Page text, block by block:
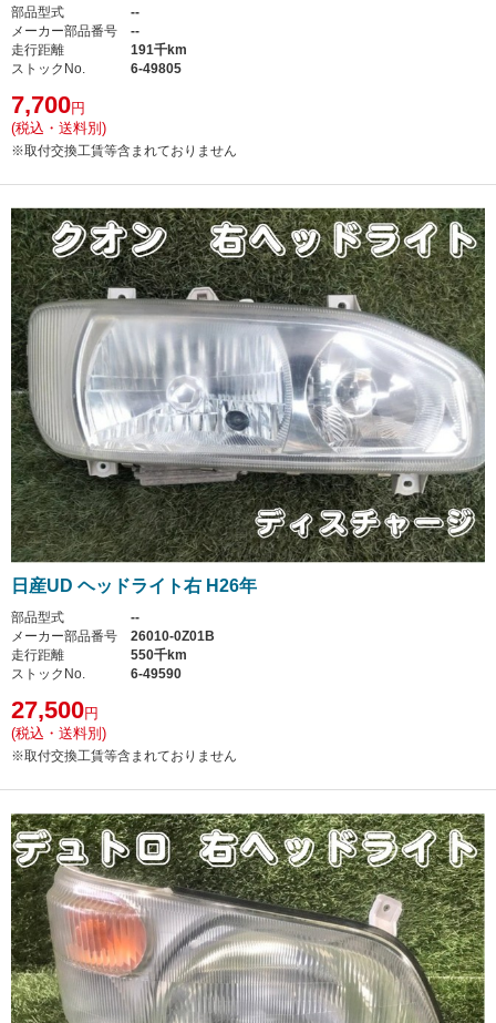
部品型式
--
メーカー部品番号
--
走行距離
191千km
ストックNo.
6-49805
7,700円
(税込・送料別)
※取付交換工賃等含まれておりません
日産UD ヘッドライト右 H26年
部品型式
--
メーカー部品番号
26010-0Z01B
走行距離
550千km
ストックNo.
6-49590
27,500円
(税込・送料別)
※取付交換工賃等含まれておりません